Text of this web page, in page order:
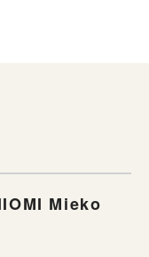
Mieko